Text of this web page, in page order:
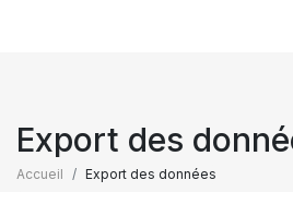
Export des
Accueil Export des données